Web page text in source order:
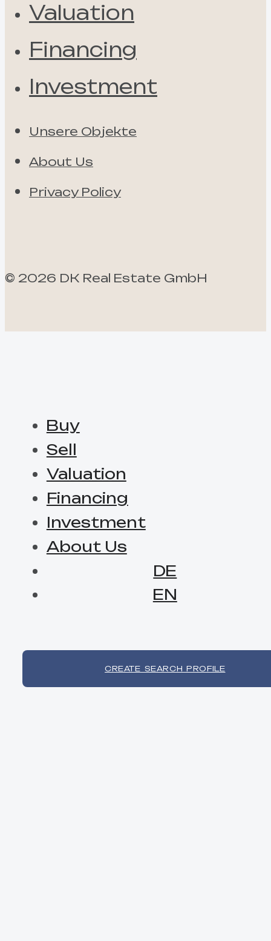
Valuation
Financing
Investment
Unsere Objekte
About Us
Privacy Policy
© 2026 DK Real Estate GmbH
Buy
Sell
Valuation
Financing
Investment
About Us
DE
EN
CREATE SEARCH PROFILE